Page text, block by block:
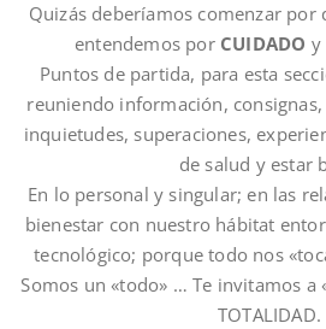
Quizás deberíamos comenzar por
entendemos por CUIDADO y
Puntos de partida, para esta
reuniendo información,
inquietudes, superaciones,
de salud y estar
En lo personal y singular; en las
bienestar con nuestro hábitat
tecnológico; porque todo nos
Somos un «todo» … Te invitamos a
TOTALIDAD.